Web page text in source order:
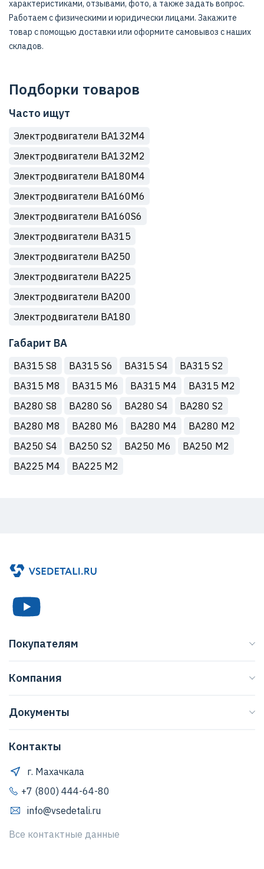
характеристиками, отзывами, фото, а также задать вопрос.
Работаем с физическими и юридически лицами. Закажите
товар с помощью доставки или оформите самовывоз с наших
складов.
Подборки товаров
Часто ищут
Электродвигатели ВА132М4
Электродвигатели ВА132М2
Электродвигатели ВА180М4
Электродвигатели ВА160М6
Электродвигатели ВА160S6
Электродвигатели ВА315
Электродвигатели ВА250
Электродвигатели ВА225
Электродвигатели ВА200
Электродвигатели ВА180
Габарит ВА
ВА315 S8 ВА315 S6 ВА315 S4
ВА315 S2
ВА315 M8
ВА315 M6 ВА315 M4
ВА315 M2
ВА280 S8
ВА280 S6 ВА280 S4
ВА280 S2
ВА280 M8
ВА280 M6 ВА280 M4
ВА280 M2
ВА250 S4
ВА250 S2 ВА250 М6
ВА250 М2
ВА225 M4
ВА225 М2
Бренды
Способы оплаты
Клиентская поддержка
Покупателям
Журнал
Обратная связь
Компания
Правила обработки персональных данных
Положение о защите персональных данных
Согласие Пользователя на обработку персональных
данных
Документы
Контакты
г. Махачкала
+7 (800) 444-64-80
info@vsedetali.ru
Все контактные данные